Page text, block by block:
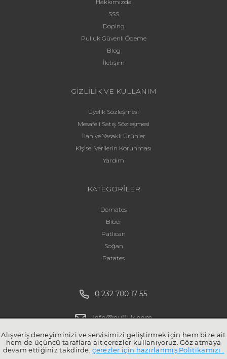
Hakkımızda
SSS
Doping
Pulluk Güvenli Ödeme
Blog
İletişim
GİZLİLİK VE KULLANIM
Üyelik Sözleşmesi
Mesafeli Satış Sözleşmesi
İlan ve Yasaklı Ürünler
Kişisel Verilerin Korunması
Yardım
KATEGORİLER
Domates
Biber
Patlıcan
Soğan
Patates
0 232 700 17 55
info@pulluk.com
Alışveriş deneyiminizi ve servisimizi geliştirmek için hem bize ait
hem de üçüncü taraflara ait çerezler kullanıyoruz. Göz atmaya
devam ettiğiniz takdirde,çerezler için hazırlanmış Politikamızı .